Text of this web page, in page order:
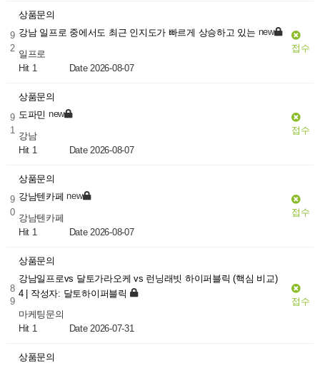
9
2
상품문의
강남 일프로 중에서도 최근 인지도가 빠르게 상승하고 있는 new
일프로
Hit 1 Date 2026-08-07
접수
9
1
상품문의
도파민 new
강남
Hit 1 Date 2026-08-07
접수
9
0
상품문의
강남텐카페new
강남텐카페
Hit 1 Date 2026-08-07
접수
8
9
상품문의
강남일프로vs 달토가라오케 vs 런닝래빗 하이퍼블릭 (핵심 비교)
4 | 작성자: 달토하이퍼블릭
마케팅문의
Hit 1
Date 2026-07-31
접수
상품문의